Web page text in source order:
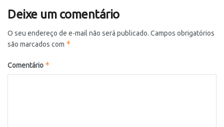
Deixe um comentário
O seu endereço de e-mail não será publicado. Campos obrigatórios
são marcados com *
Comentário *